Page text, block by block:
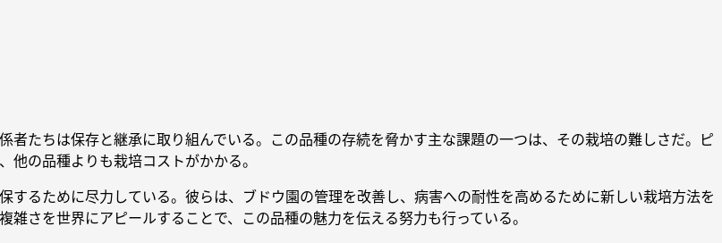
たちは保存と継承に取り組んでいる。この品種の存続を脅かす主な課題の一つは、その栽培の難しさだ。ピ
の品種よりも栽培コストがかかる。
るために尽力している。彼らは、ブドウ園の管理を改善し、病害への耐性を高めるために新しい栽培方法を
さを世界にアピールすることで、この品種の魅力を伝える努力も行っている。